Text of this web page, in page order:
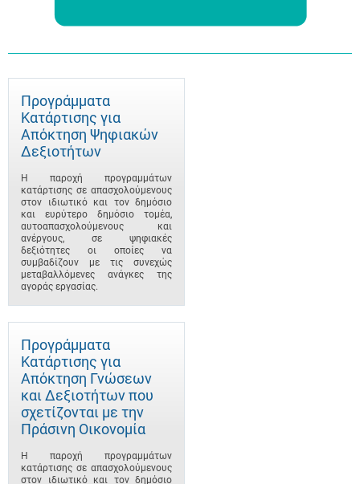
Προγράμματα
Κατάρτισης για
Απόκτηση Ψηφιακών
Δεξιοτήτων
Η παροχή προγραμμάτων
κατάρτισης σε απασχολούμενους
στον ιδιωτικό και τον δημόσιο
και ευρύτερο δημόσιο τομέα,
αυτοαπασχολούμενους και
ανέργους, σε ψηφιακές
δεξιότητες οι οποίες να
συμβαδίζουν με τις συνεχώς
μεταβαλλόμενες ανάγκες της
αγοράς εργασίας.
Προγράμματα
Κατάρτισης για
Απόκτηση Γνώσεων
και Δεξιοτήτων που
σχετίζονται με την
Πράσινη Οικονομία
Η παροχή προγραμμάτων
κατάρτισης σε απασχολούμενους
στον ιδιωτικό και τον δημόσιο